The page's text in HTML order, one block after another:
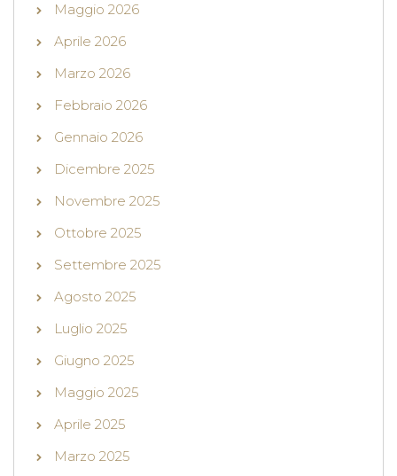
Maggio 2026
Aprile 2026
Marzo 2026
Febbraio 2026
Gennaio 2026
Dicembre 2025
Novembre 2025
Ottobre 2025
Settembre 2025
Agosto 2025
Luglio 2025
Giugno 2025
Maggio 2025
Aprile 2025
Marzo 2025